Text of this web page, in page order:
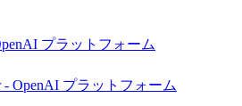
プラットフォーム
- OpenAI プラットフォーム